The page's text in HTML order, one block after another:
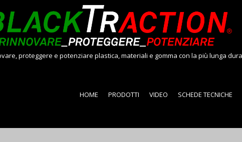
proteggere e potenziare plastica, materiali e gomma con la più lunga
Skip to content
HOME PRODOTTI VIDEO SCHEDE TECNICHE